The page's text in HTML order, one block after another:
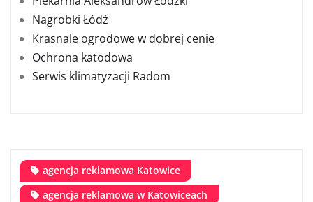
Nagrobki Łódź
Krasnale ogrodowe w dobrej cenie
Ochrona katodowa
Serwis klimatyzacji Radom
agencja reklamowa Katowice
agencja reklamowa w Katowiceach